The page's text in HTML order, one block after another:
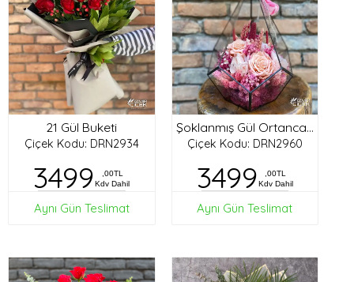
21 Gül Buketi
Çiçek Kodu: DRN2934
3499
,00TL
Kdv Dahil
Aynı Gün Teslimat
Şoklanmış Gül Ortanca Tasarım
Çiçek Kodu: DRN2960
3499
,00TL
Kdv Dahil
Aynı Gün Teslimat